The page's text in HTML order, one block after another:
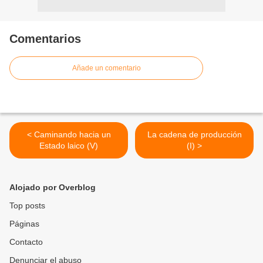
Comentarios
Añade un comentario
< Caminando hacia un
Estado laico (V)
La cadena de producción
(I) >
Alojado por Overblog
Top posts
Páginas
Contacto
Denunciar el abuso